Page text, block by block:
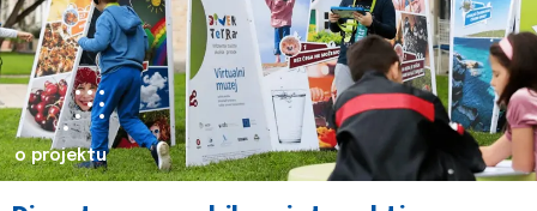
o projektu